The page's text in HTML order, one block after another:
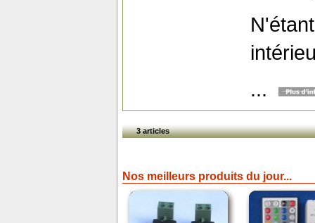
...
3 articles
Nos meilleurs produits du jour...